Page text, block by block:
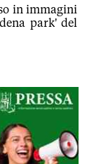
in immagini
park' del